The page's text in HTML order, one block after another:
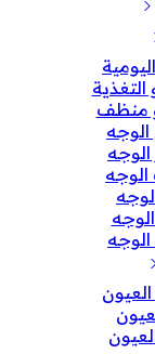
التغذية
منظف